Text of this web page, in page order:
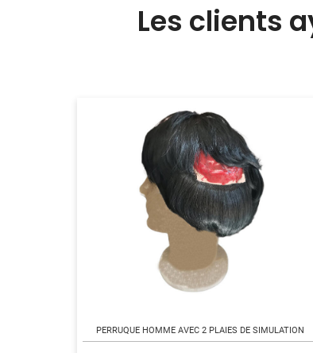
Les clients
PERRUQUE HOMME AVEC 2 PLAIES DE SIMULATION